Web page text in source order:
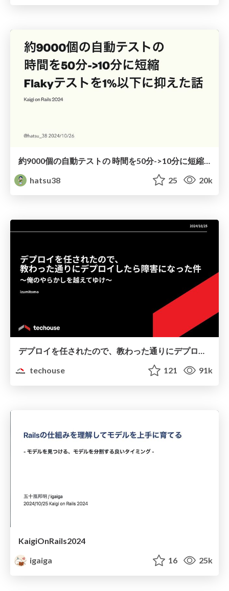
hatsu38
25 20k
デプロイを任されたので、教わった通りにデプロイしたら障害になった件 ～俺のやらかしを越えてゆけ～
techouse
121 91k
KaigiOnRails2024
igaiga
16 25k